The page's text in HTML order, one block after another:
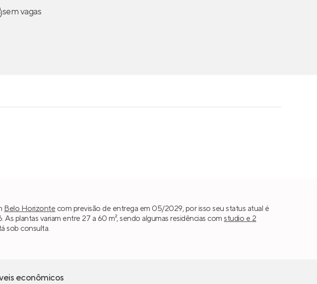
sem vagas
Belo Horizonte com previsão de entrega em 05/2029, por isso seu status atual é
plantas variam entre 27 a 60 m², sendo algumas residências comstudio e 2
sob consulta.
econômicos